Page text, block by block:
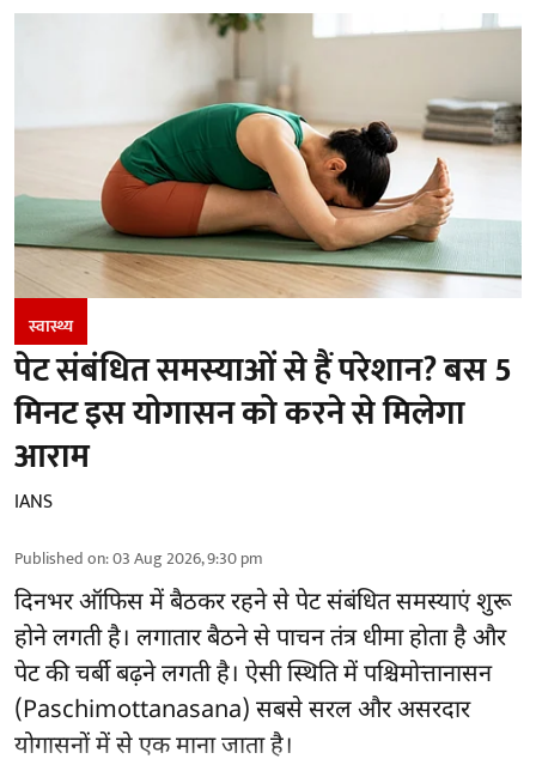
स्वास्थ्य
पेट संबंधित समस्याओं से हैं परेशान? बस 5
मिनट इस योगासन को करने से मिलेगा
आराम
IANS
Published on:03 Aug 2026, 9:30 pm
दिनभर ऑफिस में बैठकर रहने से पेट संबंधित समस्याएं शुरू
होने लगती है। लगातार बैठने से पाचन तंत्र धीमा होता है और
पेट की चर्बी बढ़ने लगती है। ऐसी स्थिति में पश्चिमोत्तानासन
(Paschimottanasana) सबसे सरल औरअसरदार
योगासनोंमें से एक माना जाता है।